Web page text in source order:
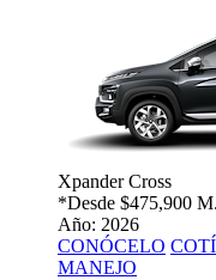
Xpander Cross
*Desde $475,900
Año: 2026
CONÓCELO
MANEJO